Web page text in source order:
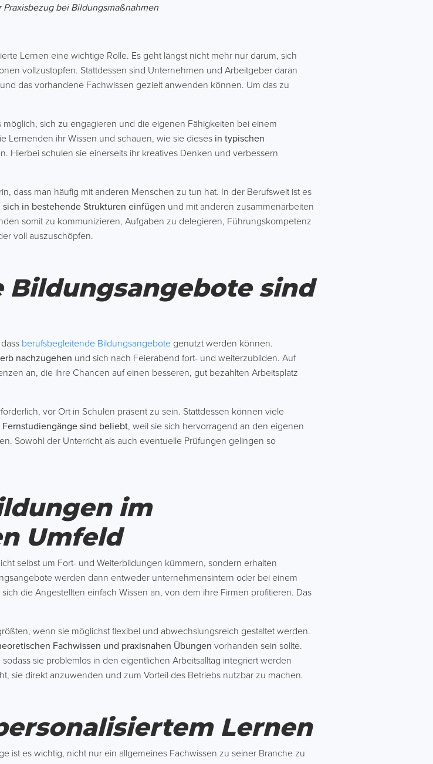
bei Bildungsmaßnahmen
Lernen eine wichtige Rolle. Es geht längst nicht mehr nur darum, sich
vollzustopfen. Stattdessen sind Unternehmen und Arbeitgeber daran
und das vorhandene Fachwissen gezielt anwenden können. Um das zu
sich zu engagieren und die eigenen Fähigkeiten bei einem
Lernenden ihr Wissen und schauen, wie sie dieses in typischen
Hierbei schulen sie einerseits ihr kreatives Denken und verbessern
dass man häufig mit anderen Menschen zu tun hat. In der Berufswelt ist es
sich in bestehende Strukturen einfügen und mit anderen zusammenarbeiten
somit zu kommunizieren, Aufgaben zu delegieren, Führungskompetenz
voll auszuschöpfen.
sind
berufsbegleitende Bildungsangebote genutzt werden können.
nachzugehen und sich nach Feierabend fort- und weiterzubilden. Auf
an, die ihre Chancen auf einen besseren, gut bezahlten Arbeitsplatz
vor Ort in Schulen präsent zu sein. Stattdessen können viele
Fernstudiengänge sind beliebt, weil sie sich hervorragend an den eigenen
Sowohl der Unterricht als auch eventuelle Prüfungen gelingen so
im
Umfeld
selbst um Fort- und Weiterbildungen kümmern, sondern erhalten
werden dann entweder unternehmensintern oder bei einem
die Angestellten einfach Wissen an, von dem ihre Firmen profitieren. Das
wenn sie möglichst flexibel und abwechslungsreich gestaltet werden.
Fachwissen und praxisnahen Übungen vorhanden sein sollte.
sie problemlos in den eigentlichen Arbeitsalltag integriert werden
sie direkt anzuwenden und zum Vorteil des Betriebs nutzbar zu machen.
Lernen
ist es wichtig, nicht nur ein allgemeines Fachwissen zu seiner Branche zu